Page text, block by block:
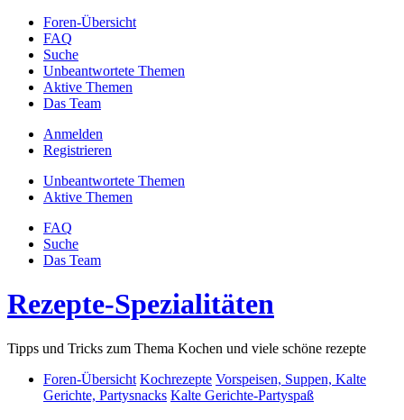
Foren-Übersicht
FAQ
Suche
Unbeantwortete Themen
Aktive Themen
Das Team
Anmelden
Registrieren
Unbeantwortete Themen
Aktive Themen
FAQ
Suche
Das Team
Rezepte-Spezialitäten
Tipps und Tricks zum Thema Kochen und viele schöne rezepte
Foren-Übersicht Kochrezepte Vorspeisen, Suppen, Kalte
Gerichte, Partysnacks Kalte Gerichte-Partyspaß